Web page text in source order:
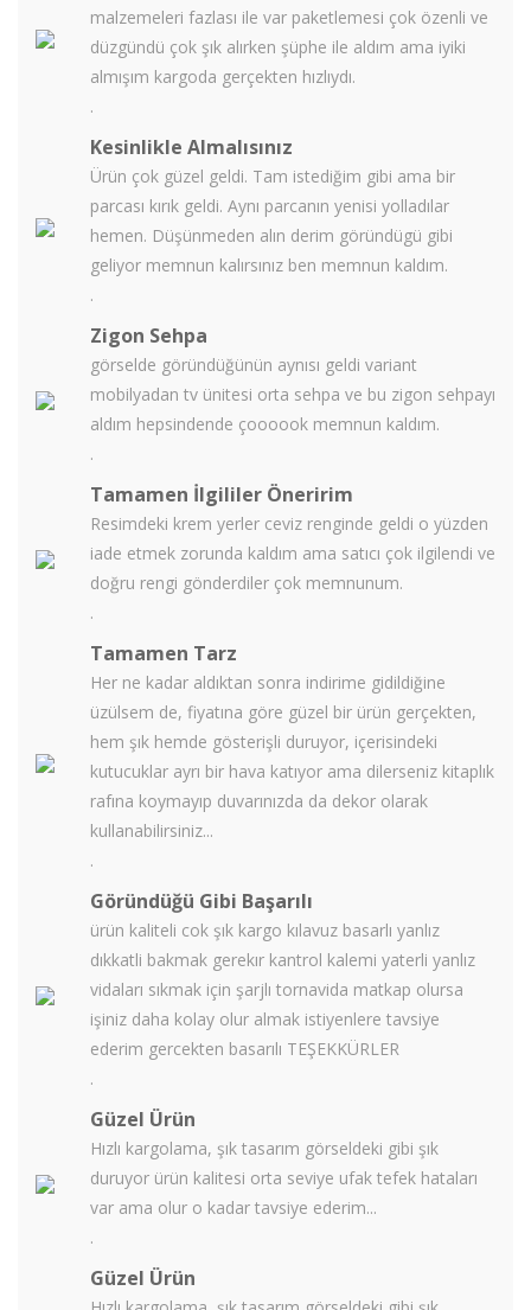
malzemeleri fazlası ile var paketlemesi çok özenli ve
düzgündü çok şık alırken şüphe ile aldım ama iyiki
almışım kargoda gerçekten hızlıydı.
.
Kesinlikle Almalısınız
Ürün çok güzel geldi. Tam istediğim gibi ama bir
parcası kırık geldi. Aynı parcanın yenisi yolladılar
hemen. Düşünmeden alın derim göründügü gibi
geliyor memnun kalırsınız ben memnun kaldım.
.
Zigon Sehpa
görselde göründüğünün aynısı geldi variant
mobilyadan tv ünitesi orta sehpa ve bu zigon sehpayı
aldım hepsindende çoooook memnun kaldım.
.
Tamamen İlgililer Öneririm
Resimdeki krem yerler ceviz renginde geldi o yüzden
iade etmek zorunda kaldım ama satıcı çok ilgilendi ve
doğru rengi gönderdiler çok memnunum.
.
Tamamen Tarz
Her ne kadar aldıktan sonra indirime gidildiğine
üzülsem de, fiyatına göre güzel bir ürün gerçekten,
hem şık hemde gösterişli duruyor, içerisindeki
kutucuklar ayrı bir hava katıyor ama dilerseniz kitaplık
rafına koymayıp duvarınızda da dekor olarak
kullanabilirsiniz...
.
Göründüğü Gibi Başarılı
ürün kaliteli cok şık kargo kılavuz basarlı yanlız
dıkkatli bakmak gerekır kantrol kalemi yaterli yanlız
vidaları sıkmak için şarjlı tornavida matkap olursa
işiniz daha kolay olur almak istiyenlere tavsiye
ederim gercekten basarılı TEŞEKKÜRLER
.
Güzel Ürün
Hızlı kargolama, şık tasarım görseldeki gibi şık
duruyor ürün kalitesi orta seviye ufak tefek hataları
var ama olur o kadar tavsiye ederim...
.
Güzel Ürün